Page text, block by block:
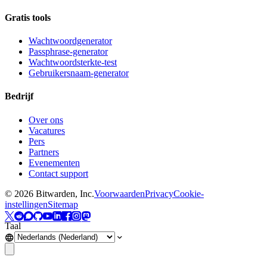
Gratis tools
Wachtwoordgenerator
Passphrase-generator
Wachtwoordsterkte-test
Gebruikersnaam-generator
Bedrijf
Over ons
Vacatures
Pers
Partners
Evenementen
Contact support
© 2026 Bitwarden, Inc.VoorwaardenPrivacyCookie-
instellingenSitemap
Taal